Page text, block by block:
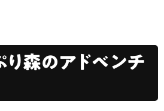
り森のアドベンチ